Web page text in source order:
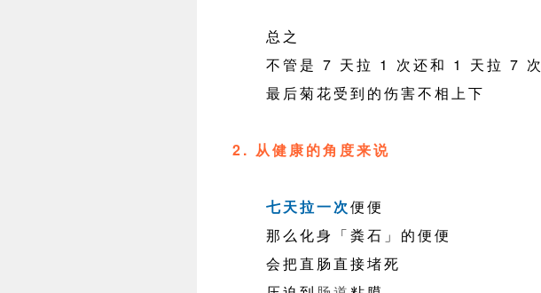
总之
不管是 7 天拉 1 次还和 1 天拉 7 次
最后菊花受到的伤害不相上下
2. 从健康的角度来说
七天拉一次便便
那么化身「粪石」的便便
会把直肠直接堵死